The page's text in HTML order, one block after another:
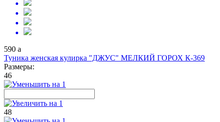
590 a
Туника женская кулирка "ДЖУС" МЕЛКИЙ ГОРОХ К-369
Размеры:
46
48